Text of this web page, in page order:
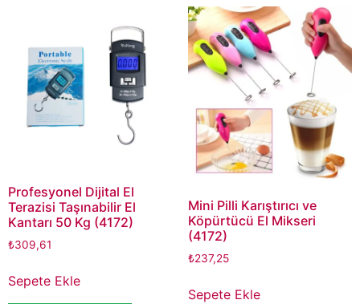
Profesyonel Dijital El
Terazisi Taşınabilir El
Kantarı 50 Kg (4172)
₺309,61
Sepete Ekle
Mini Pilli Karıştırıcı ve
Köpürtücü El Mikseri
(4172)
₺237,25
Sepete Ekle